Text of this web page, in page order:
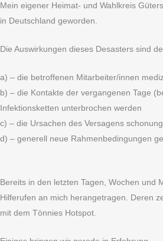
Mein eigener Heimat- und Wahlkreis
in Deutschland geworden.
Die Auswirkungen dieses Desasters sind
a) – die betroffenen Mitarbeiter/innen
b) – die Kontakte der vergangenen Tage
Infektionsketten unterbrochen werden
c) – die Ursachen des Versagens
d) – generell neue Rahmenbedingungen
Bereits in den letzten Tagen, Wochen und
Hilferufen an mich herangetragen. Deren
mit dem Tönnies Hotspot.